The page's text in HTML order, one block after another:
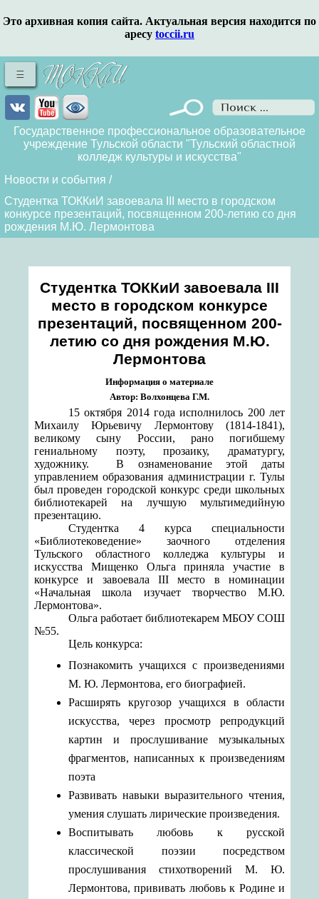
Это архивная копия сайта. Актуальная версия находится по
аресу toccii.ru
Государственное профессиональное образовательное
учреждение Тульской области "Тульский областной
колледж культуры и искусства"
Новости и события /
Студентка ТОККиИ завоевала III место в городском
конкурсе презентаций, посвященном 200-летию со дня
рождения М.Ю. Лермонтова
Студентка ТОККиИ завоевала III
место в городском конкурсе
презентаций, посвященном 200-
летию со дня рождения М.Ю.
Лермонтова
Информация о материале
Автор: Волхонцева Г.М.
15 октября 2014 года исполнилось 200 лет
Михаилу Юрьевичу Лермонтову (1814-1841),
великому сыну России, рано погибшему
гениальному поэту, прозаику, драматургу,
художнику.В ознаменование этой даты
управлением образования администрации г. Тулы
был проведен городской конкурс среди школьных
библиотекарей на лучшую мультимедийную
презентацию.
Студентка 4 курса специальности
«Библиотековедение» заочного отделения
Тульского областного колледжа культуры и
искусства Мищенко Ольга приняла участие в
конкурсе и завоевала III место в номинации
«Начальная школа изучает творчество М.Ю.
Лермонтова».
Ольга работает библиотекарем МБОУ СОШ
№55.
Цель конкурса:
Познакомить учащихся с произведениями
М. Ю. Лермонтова, его биографией.
Расширять кругозор учащихся в области
искусства, через просмотр репродукций
картин и прослушивание музыкальных
фрагментов, написанных к произведениям
поэта
Развивать навыки выразительного чтения,
умения слушать лирические произведения.
Воспитывать любовь к русской
классической поэзии посредством
прослушивания стихотворений М. Ю.
Лермонтова, прививать любовь к Родине и